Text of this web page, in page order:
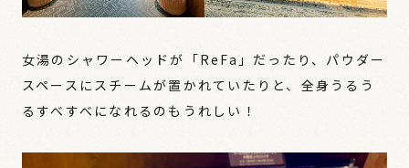
女湯のシャワーヘッドが「ReFa」だったり、パウダー
スペースにスチームが置かれていたりと、全身うるう
るすべすべになれるのもうれしい！